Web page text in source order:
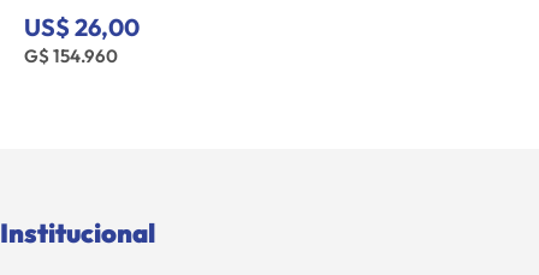
US$ 26,00
G$ 154.960
Institucional